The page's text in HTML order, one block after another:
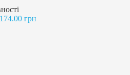
грн